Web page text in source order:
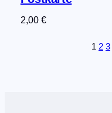
2,00 €
1 2 3